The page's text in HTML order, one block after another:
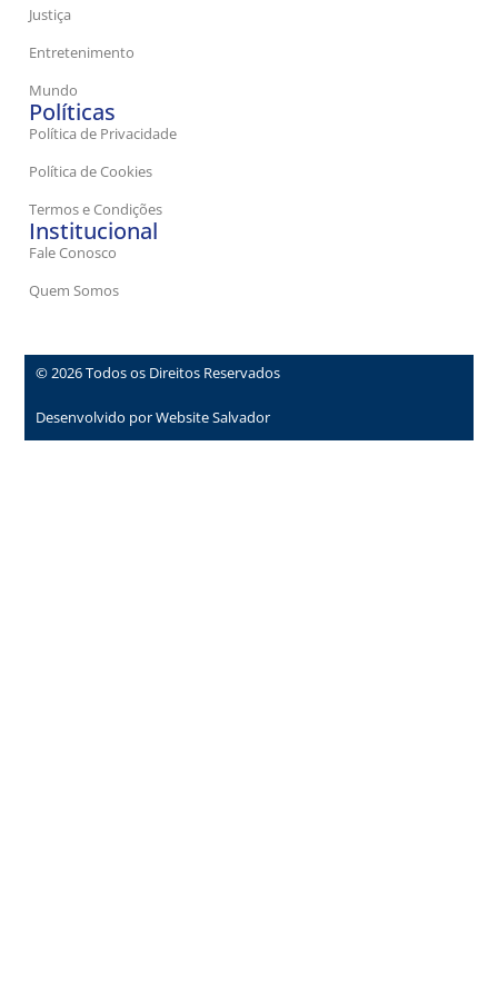
Justiça
Entretenimento
Mundo
Institucional
Fale Conosco
Quem Somos
Políticas
Política de Privacidade
Política de Cookies
Termos e Condições
© 2026 Todos os Direitos Reservados
Desenvolvido por Website Salvador